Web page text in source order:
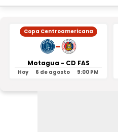
Copa Centroamericana
-
Motagua - CD FAS
Hoy 6 de agosto 9:00 PM